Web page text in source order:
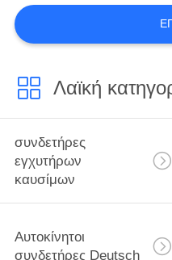
Λαϊκή
συνδετήρες
εγχυτήρων
καυσίμων
Αυτοκίνητοι
συνδετήρες Deutsch